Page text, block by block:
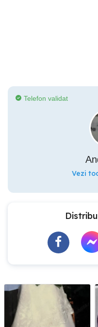
Telefon validat
Vezi